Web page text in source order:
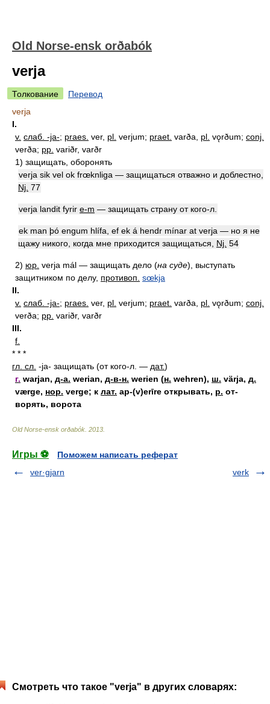
Old Norse-ensk orðabók
verja
Толкование
Перевод
verja
I.
v. слаб. -ja-; praes. ver, pl. verjum; praet. varða, pl. vǫrðum; conj.
verða; pp. variðr, varðr
1) защищать, оборонять
verja sik vel ok frœknliga — защищаться отважно и доблестно
Nj. 77
verja landit fyrir e-m — защищать страну от кого-л.
ek man þó engum hlífa, ef ek á hendr mínar at verja — но я не
щажу никого, когда мне приходится защищаться
Nj. 54
2) юр. verja mál — защищать дело (на суде) , выступать
защитником по делу, противоп. sœkja
II.
v. слаб. -ja-; praes. ver, pl. verjum; praet. varða, pl. vǫrðum; conj.
verða; pp. variðr, varðr
III.
f.
* * *
гл. сл. -ja- защищать (от кого-л. — дат.)
г. warjan, д-а. werian, д-в-н. werien (н. wehren), ш. värja, д.
værge, нор. verge; к лат. ap-(v)erīre открывать, р. от-
ворять, ворота
Old Norse-ensk orðabók 2013
Игры ⚽
Поможем написать реферат
ver·gjarn
verk
Смотреть что такое "verja" в других словарях: